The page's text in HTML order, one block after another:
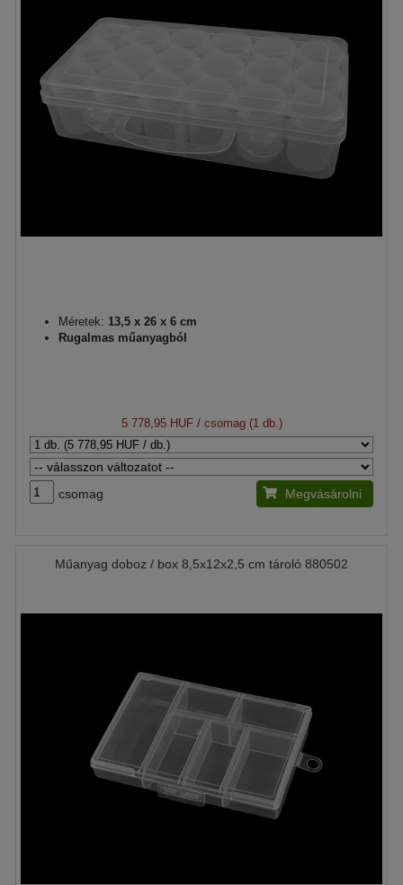
Méretek: 13,5 x 26 x 6 cm
Rugalmas műanyagból
5 778,95 HUF/ csomag (1 db.)
csomag Megvásárolni
Műanyag doboz / box 8,5x12x2,5 cm tároló 880502